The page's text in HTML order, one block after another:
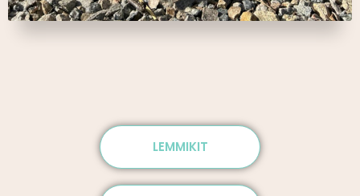
LEMMIKIT